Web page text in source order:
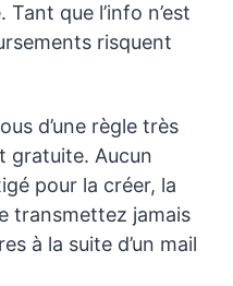
que l’info n’est
risquent
d’une règle très
gratuite. Aucun
pour la créer, la
transmettez jamais
à la suite d’un mail